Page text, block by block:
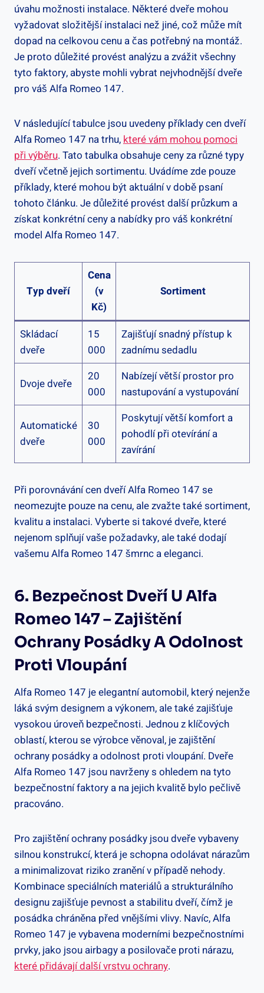
úvahu možnosti instalace. Některé dveře mohou
vyžadovat složitější instalaci než jiné, což může mít
dopad na celkovou cenu a čas potřebný na montáž.
Je proto důležité provést analýzu a zvážit všechny
tyto faktory, abyste mohli vybrat nejvhodnější dveře
pro váš Alfa Romeo 147.
V následující tabulce jsou uvedeny příklady cen dveří
Alfa Romeo 147 na trhu,které vám mohou pomoci
při výběru. Tato tabulka obsahuje ceny za různé typy
dveří včetně jejich sortimentu. Uvádíme zde pouze
příklady, které mohou být aktuální v době psaní
tohoto článku. Je důležité provést další průzkum a
získat konkrétní ceny a nabídky pro váš konkrétní
model Alfa Romeo 147.
Typ dveří
Cena
(v
Kč)
Sortiment
Skládací
dveře
15
000
Zajišťují snadný přístup k
zadnímu sedadlu
Dvoje dveře
20
000
Nabízejí větší prostor pro
nastupování a vystupování
Automatické
dveře
30
000
Poskytují větší komfort a
pohodlí při otevírání a
zavírání
Při porovnávání cen dveří Alfa Romeo 147 se
neomezujte pouze na cenu, ale zvažte také sortiment,
kvalitu a instalaci. Vyberte si takové dveře, které
nejenom splňují vaše požadavky, ale také dodají
vašemu Alfa Romeo 147 šmrnc a eleganci.
6. Bezpečnost Dveří U Alfa
Romeo 147 – Zajištění
Ochrany Posádky A Odolnost
Proti Vloupání
Alfa Romeo 147 je elegantní automobil, který nejenže
láká svým designem a výkonem, ale také zajišťuje
vysokou úroveň bezpečnosti. Jednou z klíčových
oblastí, kterou se výrobce věnoval, je zajištění
ochrany posádky a odolnost proti vloupání. Dveře
Alfa Romeo 147 jsou navrženy s ohledem na tyto
bezpečnostní faktory a na jejich kvalitě bylo pečlivě
pracováno.
Pro zajištění ochrany posádky jsou dveře vybaveny
silnou konstrukcí, která je schopna odolávat nárazům
a minimalizovat riziko zranění v případě nehody.
Kombinace speciálních materiálů a strukturálního
designu zajišťuje pevnost a stabilitu dveří, čímž je
posádka chráněna před vnějšími vlivy. Navíc, Alfa
Romeo 147 je vybavena moderními bezpečnostními
prvky, jako jsou airbagy a posilovače proti nárazu,
které přidávají další vrstvu ochrany.